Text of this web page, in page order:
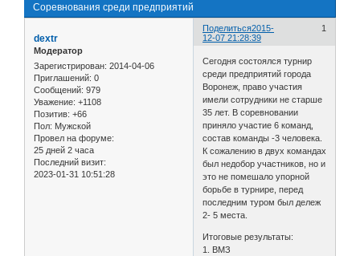
Соревнования среди предприятий
Поделиться 1
2015-
12-07 21:28:39
dextr
Модератор
Зарегистрирован: 2014-04-06
Приглашений: 0
Сообщений: 979
Уважение: +1108
Позитив: +66
Пол: Мужской
Провел на форуме:
25 дней 2 часа
Последний визит:
2023-01-31 10:51:28
Сегодня состоялся турнир
среди предприятий города
Воронеж, право участия
имели сотрудники не старше
35 лет. В соревновании
приняло участие 6 команд,
состав команды -3 человека.
К сожалению в двух командах
был недобор участников, но и
это не помешало упорной
борьбе в турнире, перед
последним туром был дележ
2- 5 места.
Итоговые результаты:
1. ВМЗ